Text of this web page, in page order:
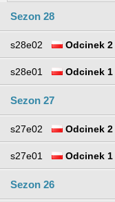
Sezon 28
s28e02 Odcinek 2
s28e01 Odcinek 1
Sezon 27
s27e02 Odcinek 2
s27e01 Odcinek 1
Sezon 26